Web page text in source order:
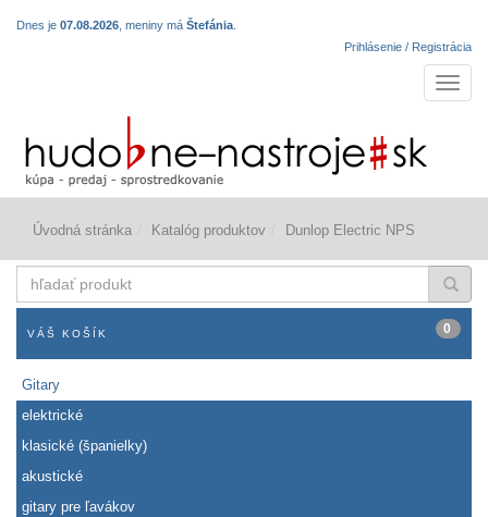
Dnes je 07.08.2026 , meniny má Štefánia
Prihlásenie / Registrácia
Úvodná stránka Katalóg produktov Dunlop Electric NPS
produkt
VÁŠ KOŠÍK 0
Gitary
elektrické
klasické (španielky)
akustické
gitary pre ľavákov